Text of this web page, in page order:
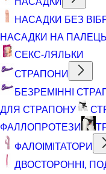
НАСАДКИ БЕЗ
НАСАДКИ НА ПАЛЕЦЬ
СЕКС-ЛЯЛЬКИ
СТРАПОНИ
БЕЗРЕМІННІ
ДЛЯ СТРАПОНУ
ФАЛЛОПРОТЕЗИ
ФАЛОІМІТАТОРИ
ДВОСТОРОННІ,